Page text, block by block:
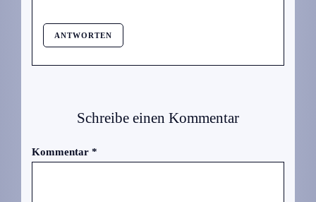
ANTWORTEN
Schreibe einen Kommentar
Kommentar *